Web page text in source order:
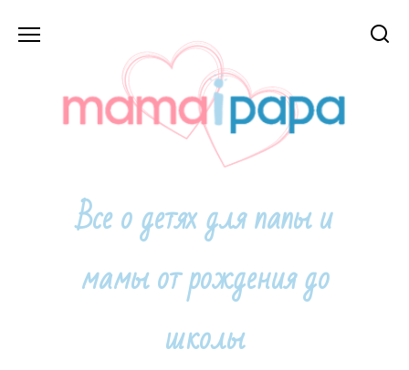
Все о детях для папы и
мамы от рождения до
школы